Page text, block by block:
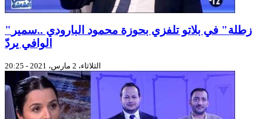
"زطلة" في بلاتو تلفزي بحوزة محمود البارودي ..سمير
الوافي يردّ
الثلاثاء، 2 مارس، 2021 - 20:25